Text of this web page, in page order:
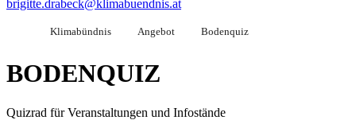
brigitte.drabeck@klimabuendnis.at
Klimabündnis Angebot Bodenquiz
BODENQUIZ
Quizrad für Veranstaltungen und Infostände